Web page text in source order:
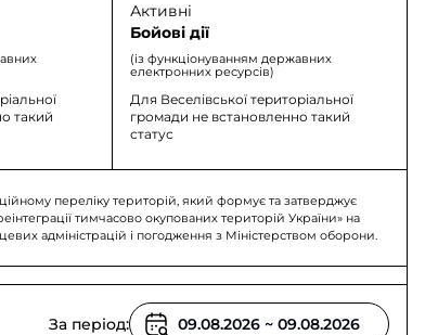
такий
Активні
Бойові дії
(із функціонуванням державних
електронних ресурсів)
Для Веселівської територіальної
громади не встановленно такий
статус
переліку територій, який формує та затверджує
тимчасово окупованих територій України» на
адміністрацій і погодження з Міністерством оборони.
За період: